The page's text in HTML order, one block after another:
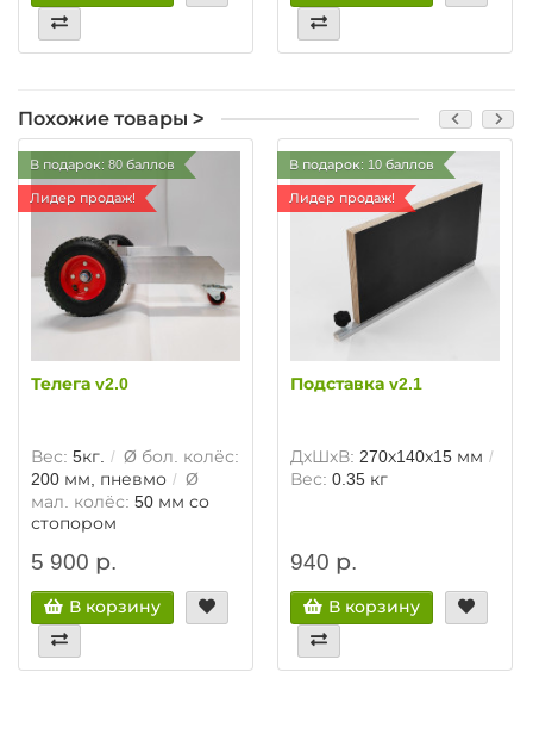
Похожие товары >
В подарок: 80 баллов
Лидер продаж!
Телега v2.0
Вес: 5кг.
Ø бол. колёс:
200 мм, пневмо
Ø
мал. колёс: 50 мм со
стопором
5 900 р.
В корзину
В подарок: 10 баллов
Лидер продаж!
Подставка v2.1
ДхШхВ: 270х140х15 мм
Вес: 0.35 кг
940 р.
В корзину